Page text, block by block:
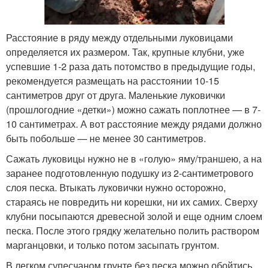
Расстояние в ряду между отдельными луковицами
определяется их размером. Так, крупные клубни, уже
успевшие 1-2 раза дать потомство в предыдущие годы,
рекомендуется размещать на расстоянии 10-15
сантиметров друг от друга. Маленькие луковички
(прошлогодние «детки») можно сажать поплотнее — в 7-
10 сантиметрах. А вот расстояние между рядами должно
быть побольше — не менее 30 сантиметров.
Сажать луковицы нужно не в «голую» яму/траншею, а на
заранее подготовленную подушку из 2-сантиметрового
слоя песка. Втыкать луковички нужно осторожно,
стараясь не повредить ни корешки, ни их самих. Сверху
клубни посыпаются древесной золой и еще одним слоем
песка. После этого грядку желательно полить раствором
марганцовки, и только потом засыпать грунтом.
В легком супесчаном грунте без песка можно обойтись.